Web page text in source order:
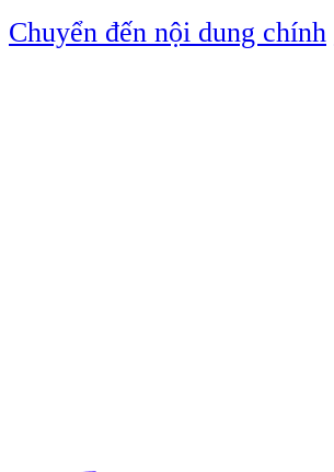
Chuyển đến nội dung chính